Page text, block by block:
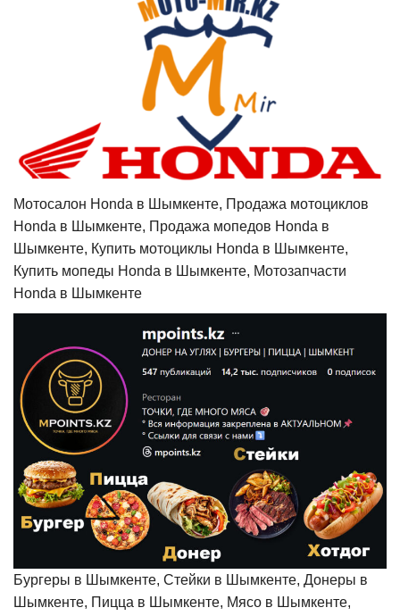
Мотосалон Honda в Шымкенте, Продажа мотоциклов
Honda в Шымкенте, Продажа мопедов Honda в
Шымкенте, Купить мотоциклы Honda в Шымкенте,
Купить мопеды Honda в Шымкенте, Мотозапчасти
Honda в Шымкенте
Бургеры в Шымкенте, Стейки в Шымкенте, Донеры в
Шымкенте, Пицца в Шымкенте, Мясо в Шымкенте,